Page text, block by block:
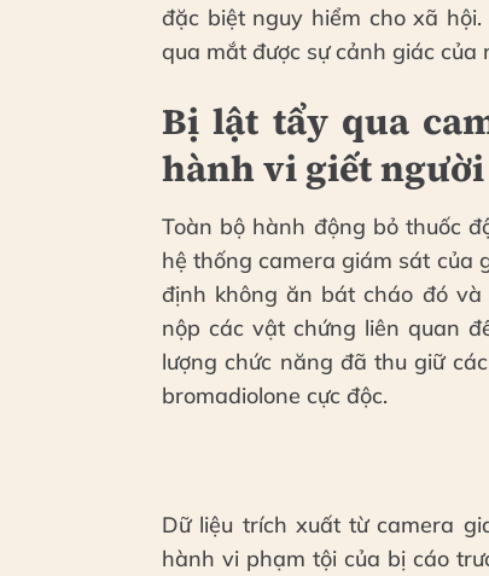
đặc biệt nguy hiểm cho xã
qua mắt được sự cảnh giác
Bị lật tẩy qua
hành vi giết người
Toàn bộ hành động bỏ thuốc
hệ thống camera giám sát của
định không ăn bát cháo đó
nộp các vật chứng liên quan
lượng chức năng đã thu giữ
bromadiolone cực độc.
Dữ liệu trích xuất từ camera
hành vi phạm tội của bị cáo